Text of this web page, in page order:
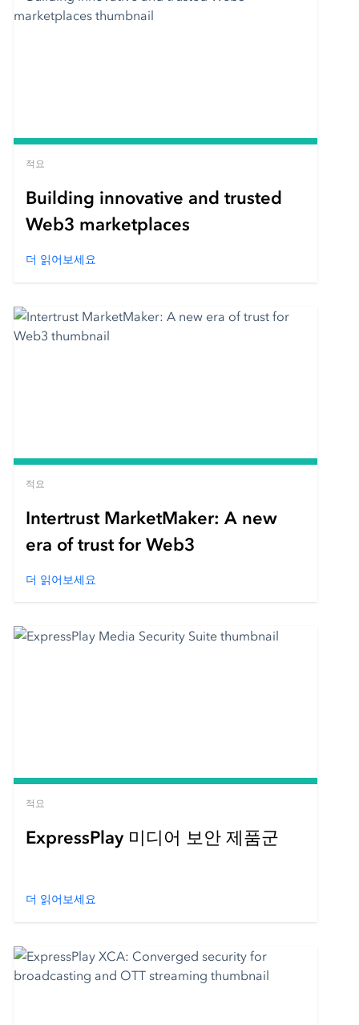
적요
Building innovative and trusted
Web3 marketplaces
더 읽어보세요
적요
Intertrust MarketMaker: A new
era of trust for Web3
더 읽어보세요
적요
ExpressPlay 미디어 보안 제품군
더 읽어보세요